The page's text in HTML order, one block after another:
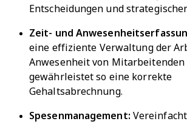
Entscheidungen und
Zeit- und
eine effiziente Verwaltung der
Anwesenheit von Mitarbeitenden
gewährleistet so eine korrekte
Gehaltsabrechnung.
Spesenmanagement: